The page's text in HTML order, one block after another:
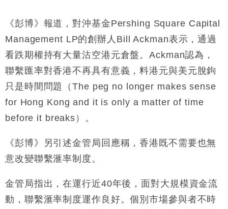
50%
15:59
財經｜SA售股自救後再出手 斥4億美元押注未上市公
市場落地
14:50
地產｜大酒店中期轉賺2300萬元 斥21億翻新香港及
東京半島
13:12
國際｜特朗普赴洛杉磯高球場活動前 男子攜槍彈被捕
12:30
財經｜香港7月PMI回落至51 企業擴張放慢兼縮減人
手
11:40
財經｜黑石傳再籌逾360億美元 支援Anthropic租用
10:57
財經｜美商務部擬擴大金屬關稅範圍 14類產品或加徵
25%
《彭博》報道，對沖基金Pershing Square Capital
Management LP的創辦人Bill Ackman表示，通過
看跌期權持有大量沽空港元倉盤。Ackman認為，
聯繫匯率對香港不再具有意義，料港元與美元脫鉤
只是時間問題（The peg no longer makes sense
for Hong Kong and it is only a matter of time
before it breaks）。
《彭博》另引述金管局回應稱，香港既不需要也無
意改變聯繫滙率制度。
金管局指出，在運行近40年後，面對大規模資金流
動，聯繫滙率制度運作良好。個別市場參與者不時